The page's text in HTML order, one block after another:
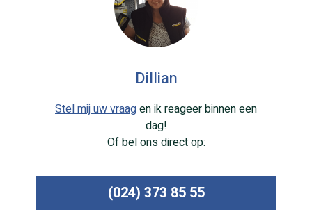
Dillian
Stel mij uw vraagen ik reageer binnen een
dag!
Of bel ons direct op:
(024) 373 85 55